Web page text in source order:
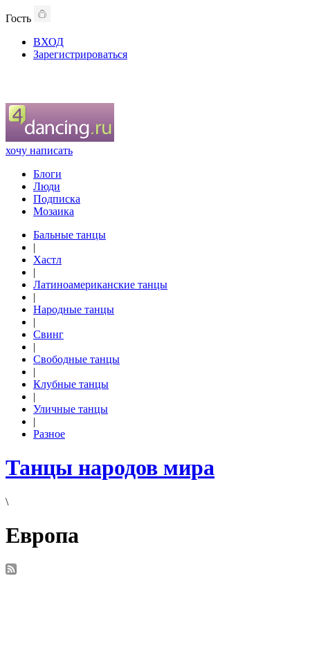
Гость
ВХОД
Зарегистрироваться
хочу написать
Блоги
Люди
Подписка
Мозаика
Бальные танцы
|
Хастл
|
Латиноамериканские танцы
|
Народные танцы
|
Свинг
|
Свободные танцы
|
Клубные танцы
|
Уличные танцы
|
Разное
Танцы народов мира
\
Европа